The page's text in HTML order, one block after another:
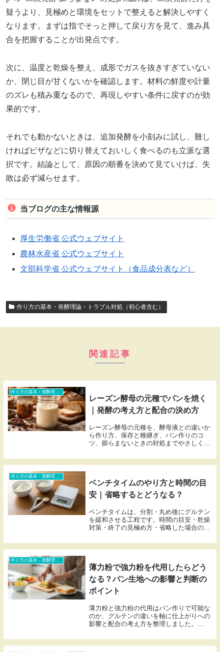
疑うより、見極めと環境をセットで整えると解決しやすく
なります。まずは指でそっと押して戻り方を見て、進み具
合を把握することが出発点です。
次に、温度と乾燥を整え、成形でガスを抜きすぎていない
か、閉じ目が甘くないかを確認します。材料の鮮度や計量
のズレも積み重なるので、再現しやすい条件に戻すのが効
果的です。
それでも動かないときは、追加発酵を小刻みに試し、難し
ければピザなどに切り替えておいしく食べるのも立派な選
択です。結論として、原因の順番を決めて見ていけば、失
敗は必ず減らせます。
当ブログの主な情報源
厚生労働省 公式ウェブサイト
農林水産省 公式ウェブサイト
文部科学省 公式ウェブサイト（食品成分表など）
作り方の基本・発酵理論・トラブル対処（初心者含む）
関連記事
レーズン酵母の元種でパンを焼く
｜発酵の考え方と配合の決め方
レーズン酵母の元種を、酵母液との違いか
ら作り方、保存と種継ぎ、パン作りのコ
ツ、膨らまないときの対処までやさしく整
ベンチタイムのやり方と時間の目
安｜省略するとどうなる？
ベンチタイムは、分割・丸め後にグルテン
を緩和させる工程です。時間の目安・乾燥
対策・終了の見極め方・省略した場合の違
作り方の基本・発酵理論・トラブル対処（初心者含む）
薄力粉で強力粉を代用したらどう
なる？パン生地への影響と判断の
ポイント
薄力粉と強力粉の代用はパン作りで可能な
のか、グルテンの違いを軸に仕上がりへの
影響と配合の考え方を整理しました。
応できるケース、向いているパンの種類ま
で、判断に必要な情報をまとめています。